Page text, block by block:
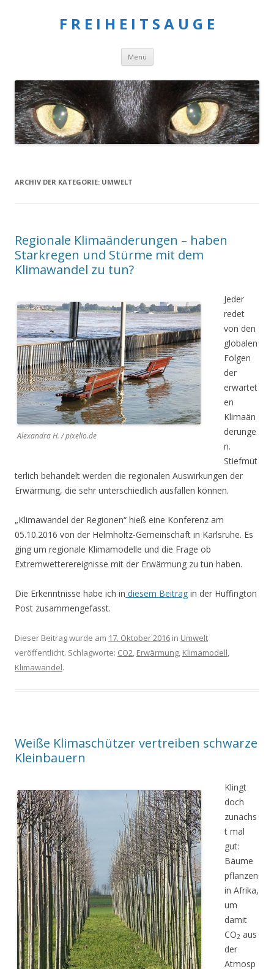
F R E I H E I T S A U G E
Menü Springe
Inhalt
ARCHIV DER KATEGORIE: UMWELT
Regionale Klimaänderungen – haben
Starkregen und Stürme mit dem
Klimawandel zu tun?
Alexandra H. / pixelio.de
Jeder
redet
von den
globalen
Folgen
der
erwartet
en
Klimaän
derunge
n.
Stiefmüt
terlich behandelt werden die regionalen Auswirkungen der
Erwärmung, die sehr unterschiedlich ausfallen können.
„Klimawandel der Regionen“ hieß eine Konferenz am
05.10.2016 von der Helmholtz-Gemeinschaft in Karlsruhe. Es
ging um regionale Klimamodelle und die Frage ob
Extremwetterereignisse mit der Erwärmung zu tun haben.
Die Erkenntnisse habe ich in diesem Beitrag in der Huffington
Post zusammengefasst.
Dieser Beitrag wurde am 17. Oktober 2016 in Umwelt
veröffentlicht. Schlagworte: CO2, Erwärmung, Klimamodell,
Klimawandel.
Weiße Klimaschützer vertreiben schwarze
Kleinbauern
Klingt
doch
zunächs
t mal
gut:
Bäume
pflanzen
in Afrika,
um
damit
CO2 aus
der
Atmosp